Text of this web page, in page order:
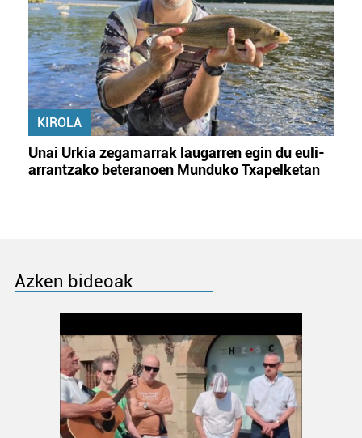
KIROLA
Unai Urkia zegamarrak laugarren egin du euli-
arrantzako beteranoen Munduko Txapelketan
Azken bideoak